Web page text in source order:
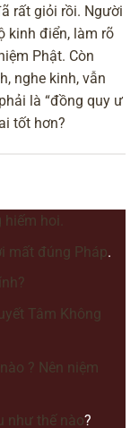
rất giỏi rồi. Người
kinh điển, làm rõ
Phật. Còn
nghe kinh, vẫn
là “đồng quy ư
tốt hơn?
hoi.
mất đúng Pháp.
Tâm Không
? Nên niệm
như thế nào?